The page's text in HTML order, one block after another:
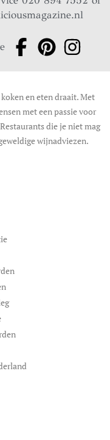
en eten draait. Met
met een passie voor
die je niet mag
wijnadviezen.